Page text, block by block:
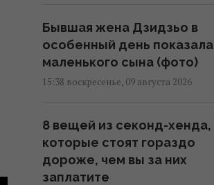
Бывшая жена Дзидзьо в
особенный день показала
маленького сына (фото)
15:38 воскресенье, 09 августа 2026
8 вещей из секонд-хенда,
которые стоят гораздо
дороже, чем вы за них
заплатите